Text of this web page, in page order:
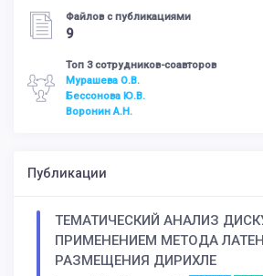
Файлов с публикациями
9
Топ 3 сотрудников-соавторов
Мурашева О.В.
Бессонова Ю.В.
Воронин А.Н.
Публикации
ТЕМАТИЧЕСКИЙ АНАЛИЗ
ПРИМЕНЕНИЕМ МЕТОДА
РАЗМЕЩЕНИЯ ДИРИХЛЕ